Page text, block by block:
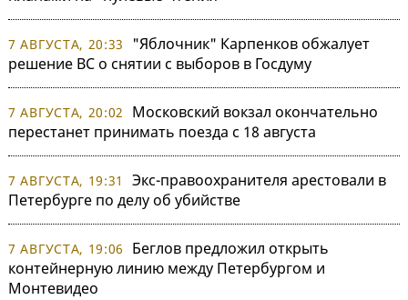
7 АВГУСТА, 20:33
"Яблочник" Карпенков обжалует
решение ВС о снятии с выборов в Госдуму
7 АВГУСТА, 20:02
Московский вокзал окончательно
перестанет принимать поезда с 18 августа
7 АВГУСТА, 19:31
Экс-правоохранителя арестовали в
Петербурге по делу об убийстве
7 АВГУСТА, 19:06
Беглов предложил открыть
контейнерную линию между Петербургом и
Монтевидео